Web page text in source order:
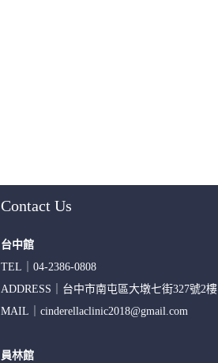
Contact Us
台中館
TEL｜ 04-2386-0808
ADDRESS｜ 台中市南屯區大墩七街327號2樓
MAIL｜ cinderellaclinic2018@gmail.com
員林館